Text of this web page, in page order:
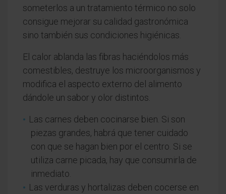
someterlos a un tratamiento térmico no solo
consigue mejorar su calidad gastronómica
sino también sus condiciones higiénicas.
El calor ablanda las fibras haciéndolos más
comestibles, destruye los microorganismos y
modifica el aspecto externo del alimento
dándole un sabor y olor distintos.
Las carnes deben cocinarse bien. Si son
piezas grandes, habrá que tener cuidado
con que se hagan bien por el centro. Si se
utiliza carne picada, hay que consumirla de
inmediato.
Las verduras y hortalizas deben cocerse en